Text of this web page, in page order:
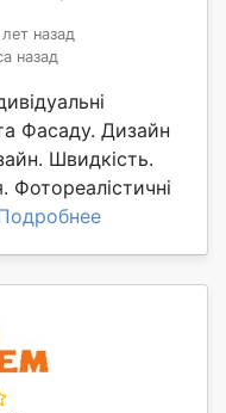
назад
назад
Фасаду. Дизайн
Швидкість.
Фотореалістичні